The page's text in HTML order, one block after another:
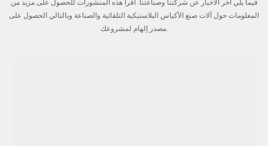
فيما يلي آخر الأخبار عن شركتنا وصناعتنا. اقرأ هذه المنشورات للحصول على مزيد من
المعلومات حول آلات صنع الأكياس البلاستيكية التلقائية والصناعة وبالتالي الحصول على
مصدر إلهام لمشروعك.